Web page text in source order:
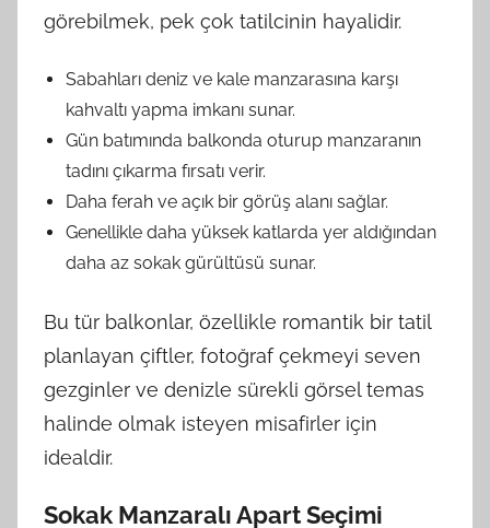
görebilmek, pek çok tatilcinin hayalidir.
Sabahları deniz ve kale manzarasına karşı
kahvaltı yapma imkanı sunar.
Gün batımında balkonda oturup manzaranın
tadını çıkarma fırsatı verir.
Daha ferah ve açık bir görüş alanı sağlar.
Genellikle daha yüksek katlarda yer aldığından
daha az sokak gürültüsü sunar.
Bu tür balkonlar, özellikle romantik bir tatil
planlayan çiftler, fotoğraf çekmeyi seven
gezginler ve denizle sürekli görsel temas
halinde olmak isteyen misafirler için
idealdir.
Sokak Manzaralı Apart Seçimi